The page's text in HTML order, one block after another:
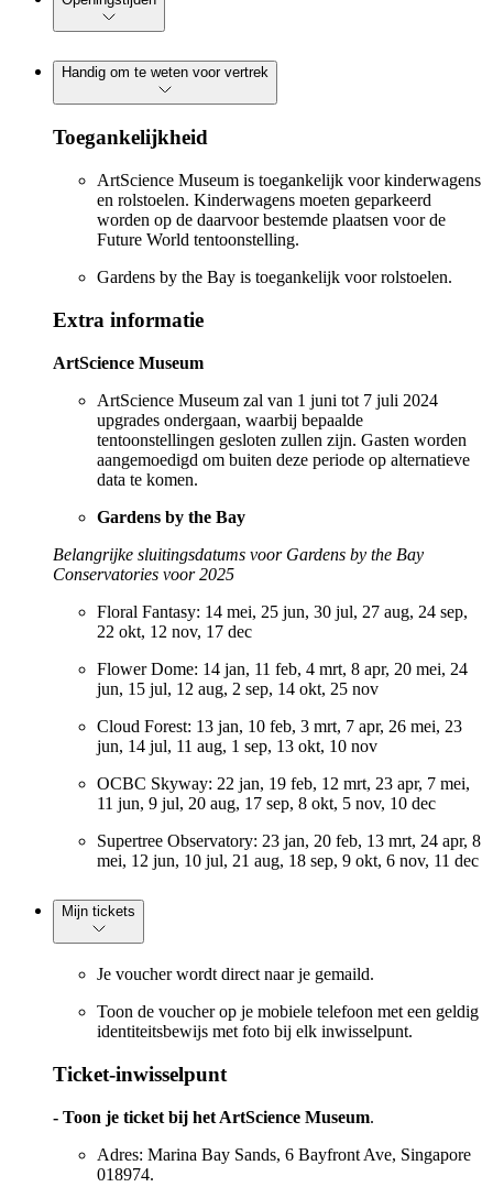
Handig om te weten voor vertrek
Toegankelijkheid
ArtScience Museum is toegankelijk voor kinderwagens
en rolstoelen. Kinderwagens moeten geparkeerd
worden op de daarvoor bestemde plaatsen voor de
Future World tentoonstelling.
Gardens by the Bay is toegankelijk voor rolstoelen.
Extra informatie
ArtScience Museum
ArtScience Museum zal van 1 juni tot 7 juli 2024
upgrades ondergaan, waarbij bepaalde
tentoonstellingen gesloten zullen zijn. Gasten worden
aangemoedigd om buiten deze periode op alternatieve
data te komen.
Gardens by the Bay
Belangrijke sluitingsdatums voor Gardens by the Bay
Conservatories voor 2025
Floral Fantasy: 14 mei, 25 jun, 30 jul, 27 aug, 24 sep,
22 okt, 12 nov, 17 dec
Flower Dome: 14 jan, 11 feb, 4 mrt, 8 apr, 20 mei, 24
jun, 15 jul, 12 aug, 2 sep, 14 okt, 25 nov
Cloud Forest: 13 jan, 10 feb, 3 mrt, 7 apr, 26 mei, 23
jun, 14 jul, 11 aug, 1 sep, 13 okt, 10 nov
OCBC Skyway: 22 jan, 19 feb, 12 mrt, 23 apr, 7 mei,
11 jun, 9 jul, 20 aug, 17 sep, 8 okt, 5 nov, 10 dec
Supertree Observatory: 23 jan, 20 feb, 13 mrt, 24 apr, 8
mei, 12 jun, 10 jul, 21 aug, 18 sep, 9 okt, 6 nov, 11 dec
Mijn tickets
Je voucher wordt direct naar je gemaild.
Toon de voucher op je mobiele telefoon met een geldig
identiteitsbewijs met foto bij elk inwisselpunt.
Ticket-inwisselpunt
- Toon je ticket bij het ArtScience Museum.
Adres: Marina Bay Sands, 6 Bayfront Ave, Singapore
018974.